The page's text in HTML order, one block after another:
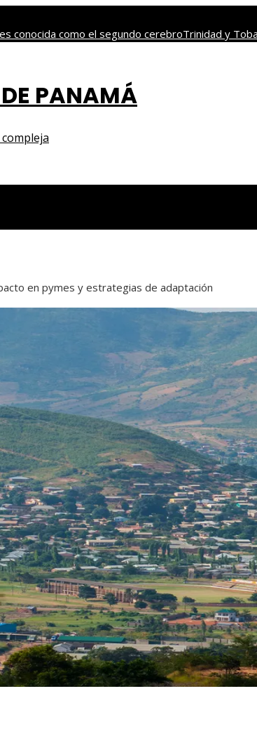
conocida como el segundo cerebroTrinidad y
PANAMÁ
en pymes y estrategias de adaptación